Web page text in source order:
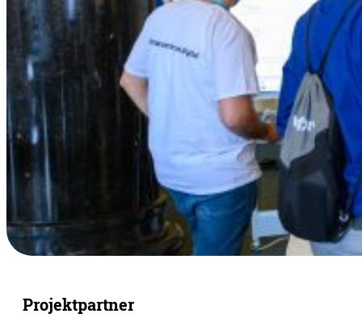
Projektpartner